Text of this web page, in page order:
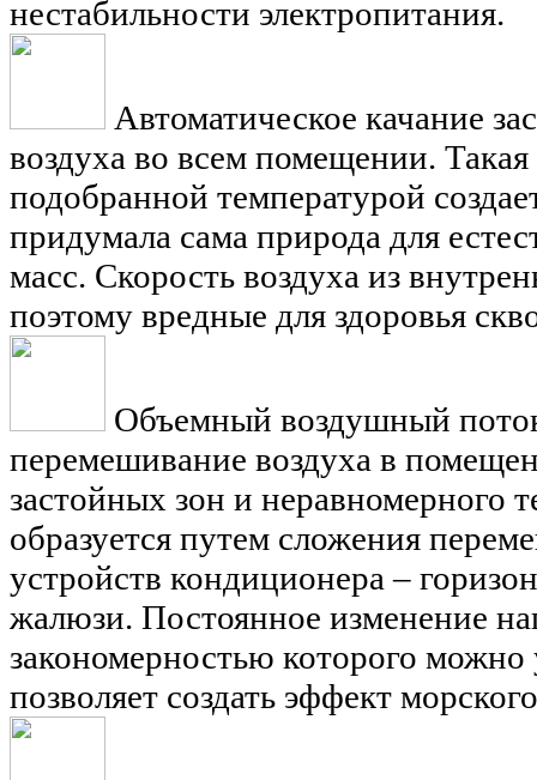
нестабильности электропитания.
Автоматическое качание
воздуха во всем помещении.
подобранной температурой
придумала сама природа для
масс. Скорость воздуха из
поэтому вредные для здоровья
Объемный воздушный
перемешивание воздуха в
застойных зон и неравномерного
образуется путем сложения
устройств кондиционера –
жалюзи. Постоянное изменение
закономерностью которого можно
позволяет создать эффект